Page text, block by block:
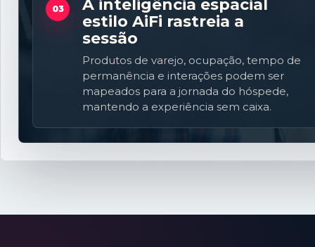
03
A inteligência espacial
estilo AiFi rastreia a
sessão
Produtos de varejo, ocupação, tempo de
permanência e interações podem ser
mapeados para a jornada do hóspede,
mantendo a experiência sem caixa.